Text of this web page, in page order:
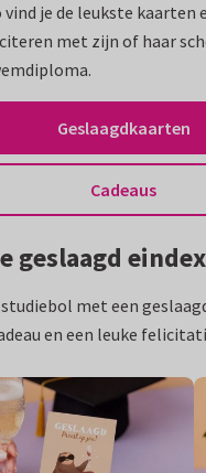
je de leukste kaarten
met zijn of haar
Geslaagdkaarten
Cadeaus
geslaagd
studiebol met een
en een leuke